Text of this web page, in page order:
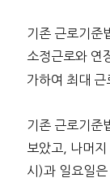
기존 근로기준
소정근로와 연
가하여 최대
기존 근로기준
보았고, 나머
시)과 일요일